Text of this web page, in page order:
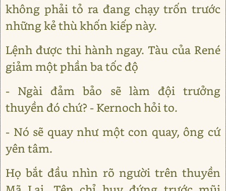
không phải tỏ ra đang chạy trốn trước
những kẻ thù khốn kiếp này.
Lệnh được thi hành ngay. Tàu của René
giảm một phần ba tốc độ
- Ngài đảm bảo sẽ làm đội trưởng
thuyền đó chứ? - Kernoch hỏi to.
- Nó sẽ quay như một con quay, ông cứ
yên tâm.
Họ bắt đầu nhìn rõ người trên thuyền